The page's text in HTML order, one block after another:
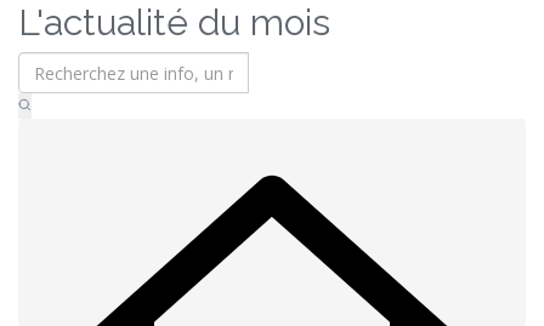
L'actualité du mois